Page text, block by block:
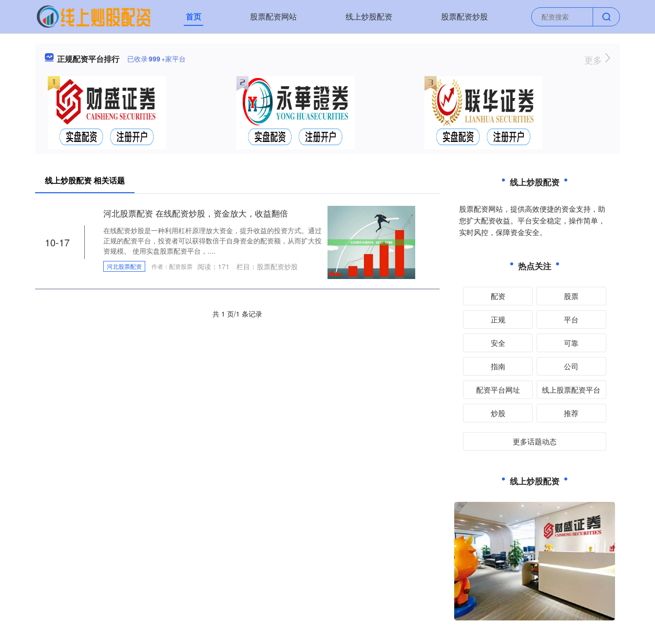
首页 股票配资网站 线上炒股配资 股票配资炒股
正规配资平台排行 已收录999+家平台 更多
线上炒股配资 相关话题
10-17
河北股票配资 在线配资炒股，资金放大，收益翻倍
在线配资炒股是一种利用杠杆原理放大资金，提升收益的投资方式。通过
正规的配资平台，投资者可以获得数倍于自身资金的配资额，从而扩大投
资规模。 使用实盘股票配资平台，....
河北股票配资 作者：配资股票 阅读： 171 栏目： 股票配资炒股
共 1 页/1 条记录
线上炒股配资
股票配资网站，提供高效便捷的资金支持，助
您扩大配资收益。平台安全稳定，操作简单，
实时风控，保障资金安全。
热点关注
配资 股票
正规 平台
安全 可靠
指南 公司
配资平台网址 线上股票配资平台
炒股 推荐
更多话题动态
线上炒股配资